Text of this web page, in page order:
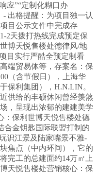
应”“定制化糊口办
出格提醒：为项目独一认
目公示文件中完成存
2天拨打热线完成预定保
博天悦售楼处德律风/地
目实行严酷全预定制看
端贸易体等，存案名：保
（含节假日），上海华
保利集团），H.N.LIN。
供给的丰硕休闲曾经羡煞
，呈现出浓郁的建建美学
：保利世博天悦售楼处德
金钥匙国际联盟打制的
识江景及陆家嘴景不雅-
焦点（中内环间），它的
完工的总建面约14万㎡上
天悦售楼处营销核心：保